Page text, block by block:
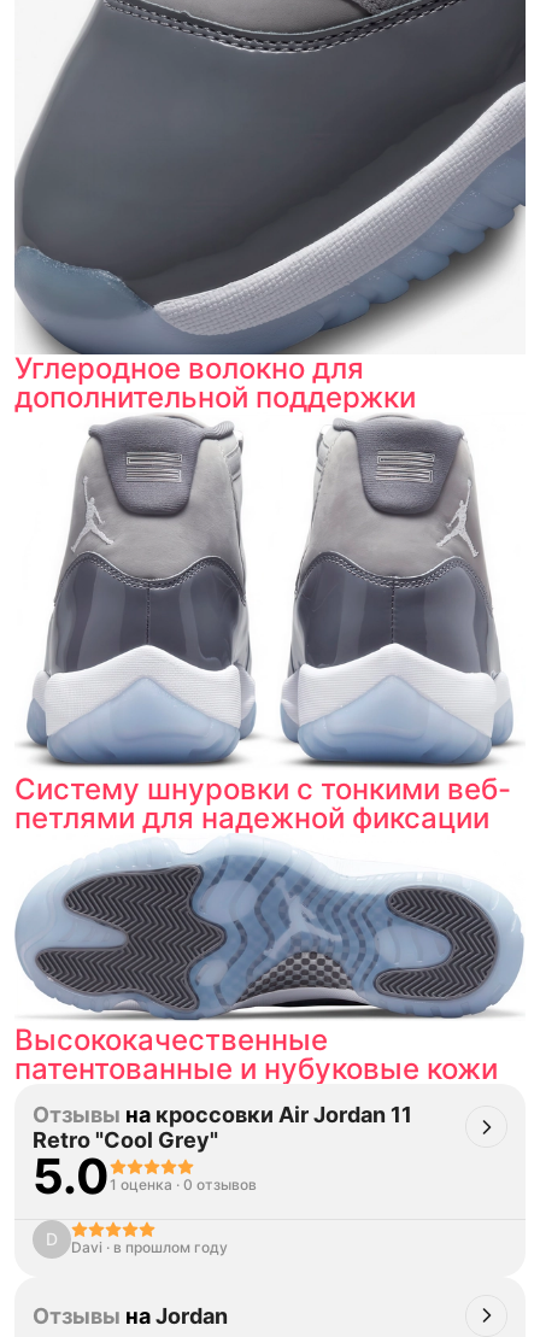
Тройная гарантия
оригинальности
Товар сертифицирован и опломбирован.
Проверяем на оригинальность
по 16 параметрам.
Если придёт подделка — вернём деньги
в трёхкратном размере.
Углеродное волокно для
дополнительной поддержки
Систему шнуровки с тонкими веб-
петлями для надежной фиксации
Высококачественные
патентованные и нубуковые кожи
Отзывы на кроссовки Air Jordan 11
Retro "Cool Grey"
5.01 оценка · 0 отзывов
D Davi · в прошлом году
Отзывы наJordan